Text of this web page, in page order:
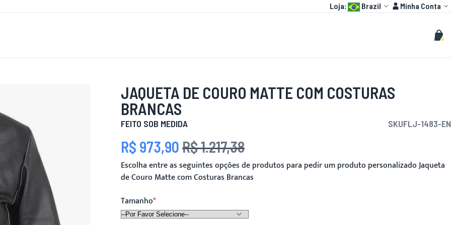
Language:
Loja: Brazil ContaMinha Conta
Buscar
JAQUETA DE COURO MATTE COM COSTURAS
BRANCAS
FEITO SOB MEDIDA SKUFLJ-1483-EN
Preço Especial
R$ 973,90 Preço
R$ 1.217,38
Escolha entre as seguintes opções de produtos para pedir um produto personalizado Jaqueta
de Couro Matte com Costuras Brancas
Tamanho